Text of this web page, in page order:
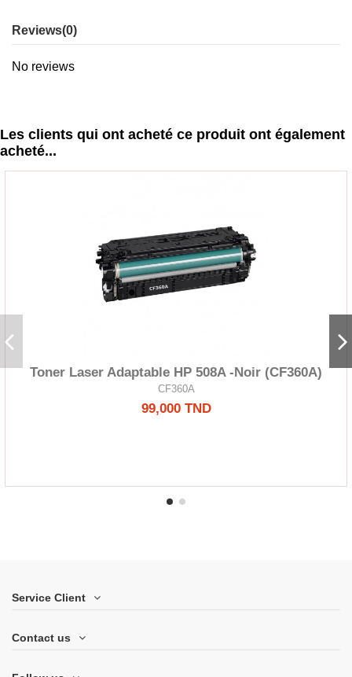
Reviews(0)
No reviews
Les clients qui ont acheté ce produit ont également
acheté...
Toner Laser Adaptable HP 508A -Noir (CF360A)
CF360A
99,000 TND
Service Client
Contact us